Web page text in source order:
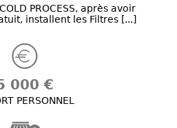
PROCESS, après avoir
installent les Filtres [...]
000 €
PERSONNEL